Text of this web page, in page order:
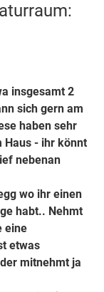
insgesamt 2
sich gern am
haben sehr
Haus - ihr könnt
nebenan
wo ihr einen
habt.. Nehmt
eine
etwas
mitnehmt ja